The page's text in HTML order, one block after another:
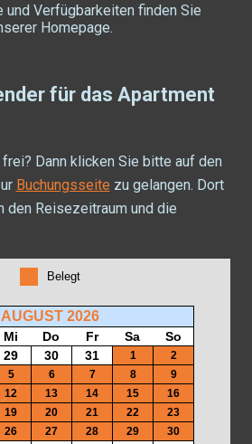
Verfügbarkeiten finden Sie
Homepage.
für das Apartment
Dann klicken Sie bitte auf den
Buchungsseite zu gelangen. Dort
den Reisezeitraum und die